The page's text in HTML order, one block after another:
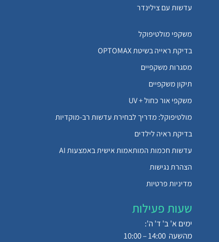
עדשות עם צילינדר
משקפי מולטיפוקל
בדיקת ראייה בשיטת OPTOMAX
מסגרות משקפיים
תיקון משקפיים
משקפי אור כחול + UV
מולטיפוקל: מדריך לבחירת עדשות רב-מוקדיות
בדיקת ראיה לילדים
עדשות חכמות המותאמות אישית באמצעות AI
הצהרת נגישות
מדיניות פרטיות
שעות פעילות
ימים א' ב' ד' ה':
מהשעה 14:00 – 10:00